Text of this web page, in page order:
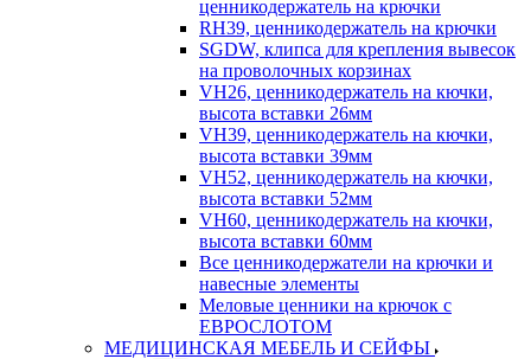
ценникодержатель на крючки
RH39, ценникодержатель на крючки
SGDW, клипса для крепления вывесок
на проволочных корзинах
VH26, ценникодержатель на кючки,
высота вставки 26мм
VH39, ценникодержатель на кючки,
высота вставки 39мм
VH52, ценникодержатель на кючки,
высота вставки 52мм
VH60, ценникодержатель на кючки,
высота вставки 60мм
Все ценникодержатели на крючки и
навесные элементы
Меловые ценники на крючок с
ЕВРОСЛОТОМ
МЕДИЦИНСКАЯ МЕБЕЛЬ И СЕЙФЫ